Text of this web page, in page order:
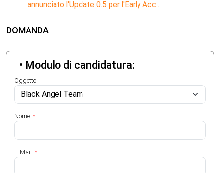
annunciato l'Update 0.5 per l'Early Acc...
DOMANDA
• Modulo di candidatura:
Oggetto:
Nome: *
E-Mail: *